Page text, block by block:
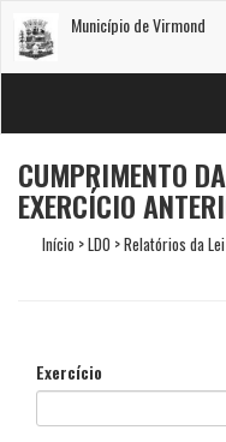
Município de Virmond
CUMPRIMENTO
EXERCÍCIO
Início > LDO > Relatórios da
Exercício